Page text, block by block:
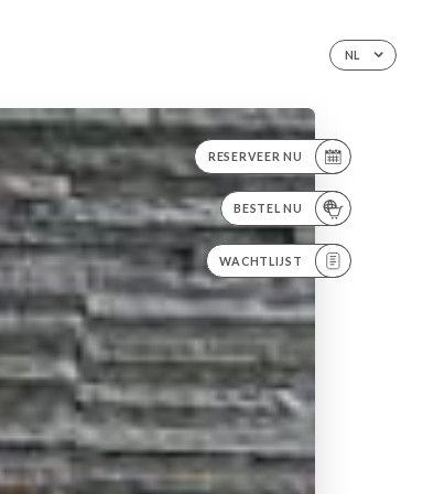
NL
RESERVEER NU
BESTEL NU
WACHTLIJST